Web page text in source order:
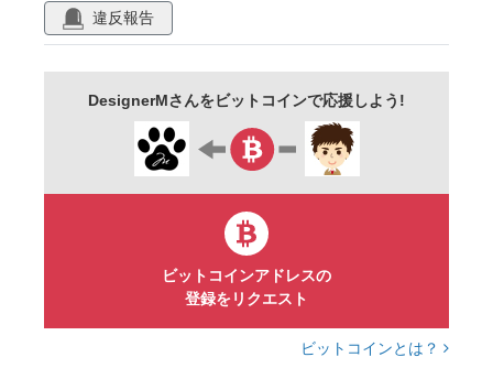
イラスト
違反報告
DesignerMさんをビットコインで応援しよう!
ビットコインアドレスの
登録をリクエスト
ビットコインとは？